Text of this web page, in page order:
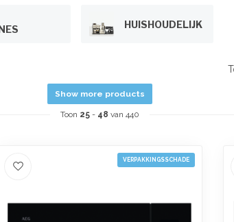
HUISHOUDELIJK
Show more products
Toon 25- 48 van 440
VERPAKKINGSSCHADE